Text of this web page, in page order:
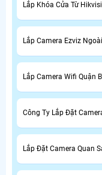
Lắp Khóa Cửa Từ
Lắp Camera Ezviz
Lắp Camera Wifi Quận
Công Ty Lắp Đặt
Lắp Đặt Camera Quan